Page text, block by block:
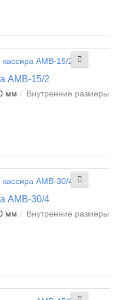
AMB-15/2
мм
Внутренние размеры
AMB-30/4
мм
Внутренние размеры